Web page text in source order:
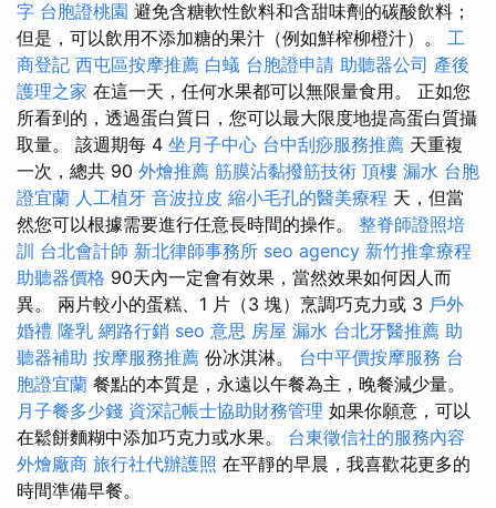
字 台胞證桃園 避免含糖軟性飲料和含甜味劑的碳酸飲料；
但是，可以飲用不添加糖的果汁（例如鮮榨柳橙汁）。 工
商登記 西屯區按摩推薦 白蟻 台胞證申請 助聽器公司 產後
護理之家 在這一天，任何水果都可以無限量食用。 正如您
所看到的，透過蛋白質日，您可以最大限度地提高蛋白質攝
取量。 該週期每 4 坐月子中心 台中刮痧服務推薦 天重複
一次，總共 90 外燴推薦 筋膜沾黏撥筋技術 頂樓 漏水 台胞
證宜蘭 人工植牙 音波拉皮 縮小毛孔的醫美療程 天，但當
然您可以根據需要進行任意長時間的操作。 整脊師證照培
訓 台北會計師 新北律師事務所 seo agency 新竹推拿療程
助聽器價格 90天內一定會有效果，當然效果如何因人而
異。 兩片較小的蛋糕、1 片（3 塊）烹調巧克力或 3 戶外
婚禮 隆乳 網路行銷 seo 意思 房屋 漏水 台北牙醫推薦 助
聽器補助 按摩服務推薦 份冰淇淋。 台中平價按摩服務 台
胞證宜蘭 餐點的本質是，永遠以午餐為主，晚餐減少量。
月子餐多少錢 資深記帳士協助財務管理 如果你願意，可以
在鬆餅麵糊中添加巧克力或水果。 台東徵信社的服務內容
外燴廠商 旅行社代辦護照 在平靜的早晨，我喜歡花更多的
時間準備早餐。